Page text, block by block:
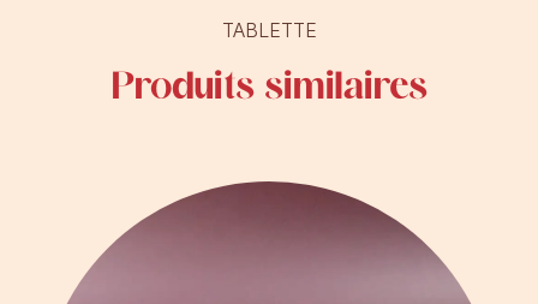
TABLETTE
Produits similaires